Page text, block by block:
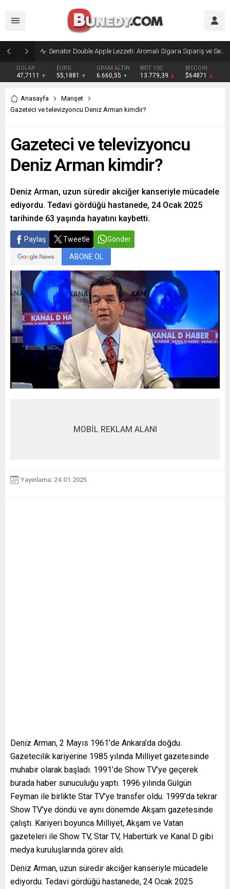
Senator Double Apple Lezzeti: Aromalı Sigara Sipariş ve Senator Sigara Dünyasına Yolculuk
DOLAR
47,7111
EURO
55,1881
GRAM ALTIN
6.660,55
BIST 100
13.779,39
BITCOIN
$64871
Anasayfa
Manşet
Gazeteci ve televizyoncu Deniz Arman kimdir?
Gazeteci ve televizyoncu
Deniz Arman kimdir?
Deniz Arman, uzun süredir akciğer kanseriyle mücadele
ediyordu. Tedavi gördüğü hastanede, 24 Ocak 2025
tarihinde 63 yaşında hayatını kaybetti.
Paylaş Tweetle Gönder
ABONE OL
MOBİL REKLAM ALANI
Yayınlama: 24.01.2025
Deniz Arman, 2 Mayıs 1961’de Ankara’da doğdu.
Gazetecilik kariyerine 1985 yılında Milliyet gazetesinde
muhabir olarak başladı. 1991’de Show TV’ye geçerek
burada haber sunuculuğu yaptı. 1996 yılında Gülgün
Feyman ile birlikte Star TV’ye transfer oldu. 1999’da tekrar
Show TV’ye döndü ve aynı dönemde Akşam gazetesinde
çalıştı. Kariyeri boyunca Milliyet, Akşam ve Vatan
gazeteleri ile Show TV, Star TV, Habertürk ve Kanal D gibi
medya kuruluşlarında görev aldı.
Deniz Arman, uzun süredir akciğer kanseriyle mücadele
ediyordu. Tedavi gördüğü hastanede, 24 Ocak 2025